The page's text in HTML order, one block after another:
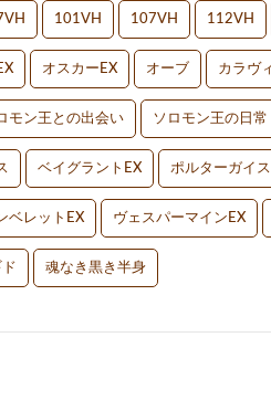
101VH 107VH 112VH
オスカーEX オーブ カラヴ
モン王との出会い ソロモン王の日常
ベイグラントEX ポルターガイ
ベレットEX ヴェスパーマインEX
魂なき黒き半身